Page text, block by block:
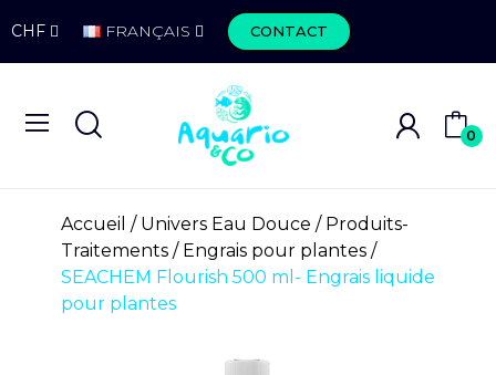
CHF FRANÇAIS CONTACT
0
Accueil Univers Eau Douce
Produits-
Traitements
Engrais pour plantes
SEACHEM Flourish 500 ml- Engrais liquide
pour plantes